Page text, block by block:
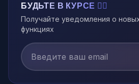
БУДЬТЕ В КУРСЕ 🏃‍♂️
Получайте уведомления о
функциях